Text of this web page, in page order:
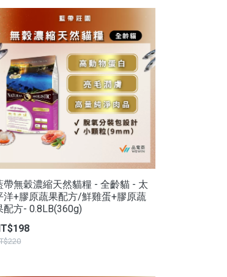
帶無穀濃縮天然貓糧 - 全齡貓 - 太
洋+膠原蔬果配方/鮮雞蛋+膠原蔬
配方- 0.8LB(360g)